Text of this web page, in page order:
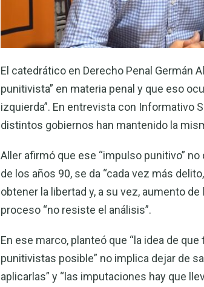
El catedrático en Derecho Penal Germán
punitivista” en materia penal y que eso
izquierda”. En entrevista con Informativo
distintos gobiernos han mantenido la
Aller afirmó que ese “impulso punitivo”
de los años 90, se da “cada vez más
obtener la libertad y, a su vez, aumento
proceso “no resiste el análisis”.
En ese marco, planteó que “la idea de
punitivistas posible” no implica dejar de
aplicarlas” y “las imputaciones hay que